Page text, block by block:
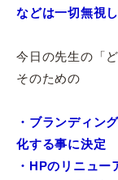
などは一切無視
今日の先生の「
そのための
・ブランディン
化する事に決定
・HPのリニュ